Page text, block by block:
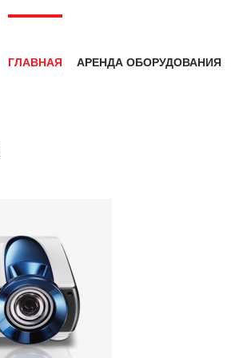
ГЛАВНАЯ АРЕНДА ОБОРУДОВАНИЯ